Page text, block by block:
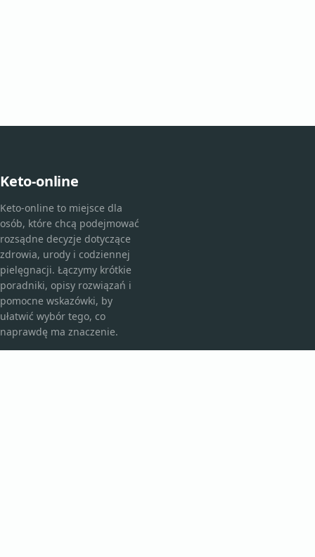
Keto-online
Keto-online to miejsce dla
osób, które chcą podejmować
rozsądne decyzje dotyczące
zdrowia, urody i codziennej
pielęgnacji. Łączymy krótkie
poradniki, opisy rozwiązań i
pomocne wskazówki, by
ułatwić wybór tego, co
naprawdę ma znaczenie.